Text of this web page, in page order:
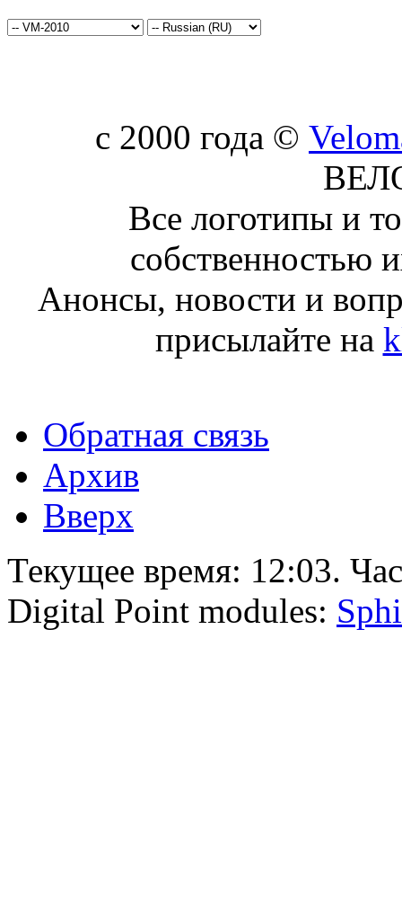
c 2000 года ©
Все логотипы и
собственностью
Анонсы, новости и
присылайте на
Обратная связь
Архив
Вверх
Текущее время: 12:03.
Digital Point modules: